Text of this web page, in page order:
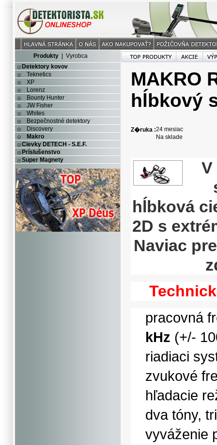
Produkty
Vyrobca
Detektory kovov
Teknetics
XP
Lorenz
Bounty Hunter
JW Fisher
Whites
Bezpečnostné detektory
Discovery
Makro
Cievky DETECH - S.E.F.
Príslušenstvo
Super Magnety
MAKRO
hĺbkový
Z�ruka :24 mesiac
Na sklade
hĺbková
2D s
Naviac
pracovná
kHz (+/-
riadiaci
zvukové
hľadacie
dva tóny,
vyváženie